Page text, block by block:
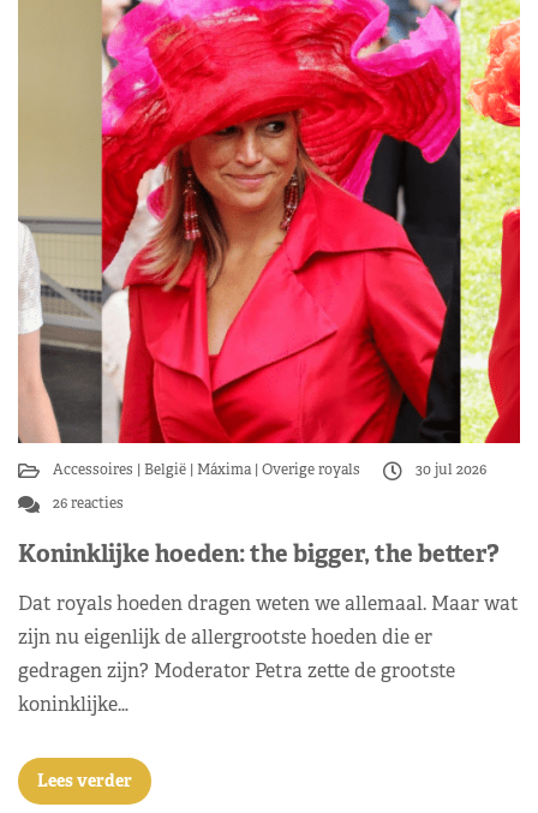
Accessoires België Máxima Overige royals
30 jul 2026
26 reacties
Koninklijke hoeden: the bigger, the better?
Dat royals hoeden dragen weten we allemaal. Maar wat
zijn nu eigenlijk de allergrootste hoeden die er
gedragen zijn? Moderator Petra zette de grootste
koninklijke…
Lees verder